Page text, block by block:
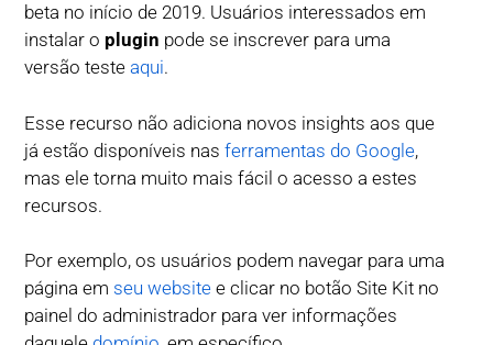
beta no início de 2019. Usuários interessados em
instalar o plugin pode se inscrever para uma
versão testeaqui.
Esse recurso não adiciona novos insights aos que
já estão disponíveis nasferramentas do Google,
mas ele torna muito mais fácil o acesso a estes
recursos.
Por exemplo, os usuários podem navegar para uma
página em seu website e clicar no botão Site Kit no
painel do administrador para ver informações